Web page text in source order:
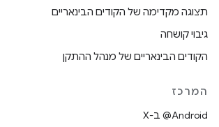
תצוגה מקדימה של הקודים הבינאריים
גיבוי קושחה
הקודים הבינאריים של מנהל ההתקן
המרכז
‫‎@Android ב-X